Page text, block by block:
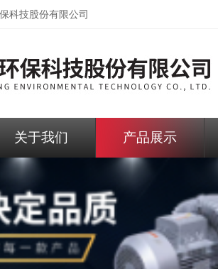
科技股份有限公司
关于我们 产品展示